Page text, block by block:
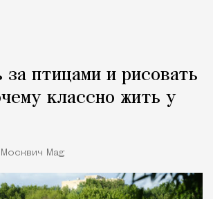
за птицами и рисовать
классно жить у
Mag